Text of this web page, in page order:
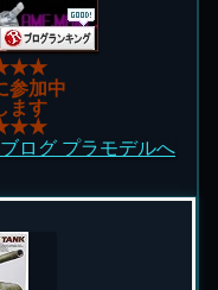
参加中
ます